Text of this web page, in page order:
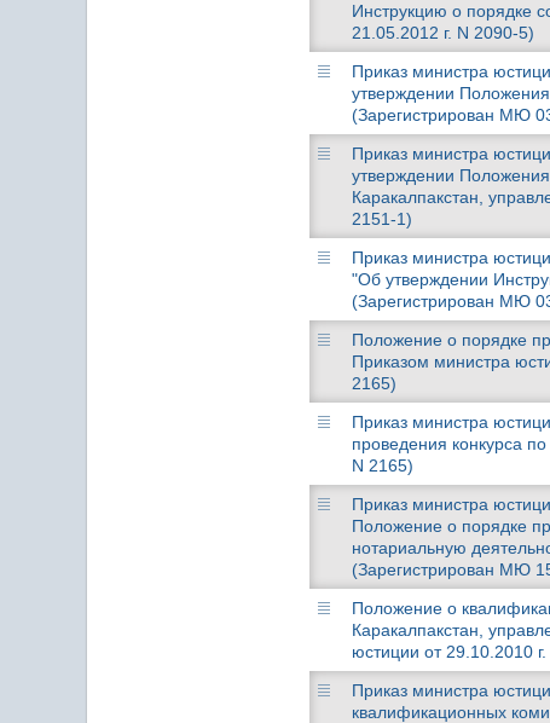
Инструкцию о порядке
21.05.2012 г. N 2090-5)
Приказ министра
утверждении
(Зарегистрирован МЮ
Приказ министра
утверждении
Каракалпакстан,
2151-1)
Приказ министра
"Об утверждении
(Зарегистрирован МЮ
Положение о порядке
Приказом министра
2165)
Приказ министра
проведения конкурса
N 2165)
Приказ министра
Положение о порядке
нотариальную
(Зарегистрирован МЮ
Положение о
Каракалпакстан,
юстиции от 29.10.2010
Приказ министра
квалификационных